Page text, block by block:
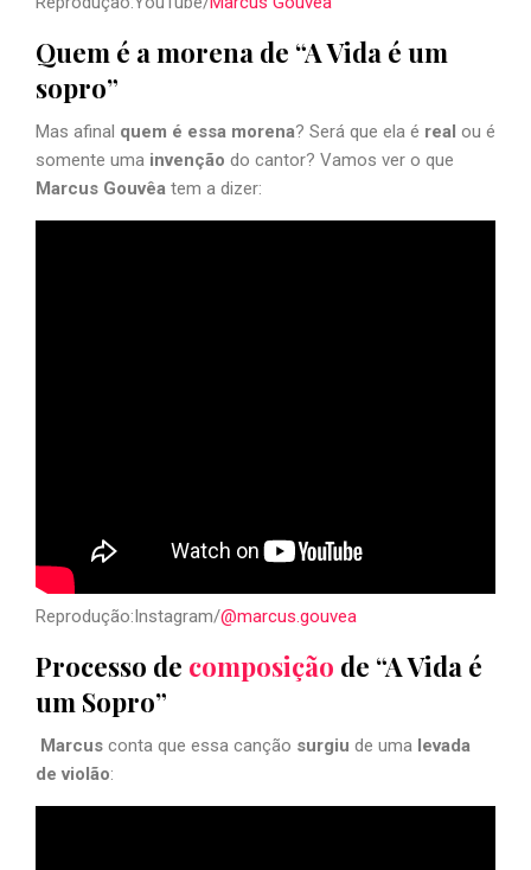
Quem é a morena de “A Vida é um
sopro”
Mas afinal quem é essa morena? Será que ela é real ou é
somente uma invenção do cantor? Vamos ver o que
Marcus Gouvêa tem a dizer:
Reprodução:Instagram/@marcus.gouvea
Processo de composição de “A Vida é
um Sopro”
Marcus conta que essa canção surgiu de uma levada
de violão: